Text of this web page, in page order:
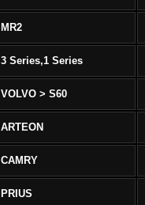
MR2
3 Series,1 Series
VOLVO > S60
ARTEON
CAMRY
PRIUS